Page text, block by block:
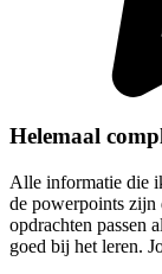
Helemaal
Alle informatie die
de powerpoints
opdrachten passen
goed bij het leren.